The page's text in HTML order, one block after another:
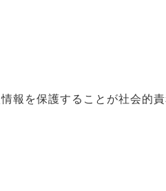
報を保護することが社会的